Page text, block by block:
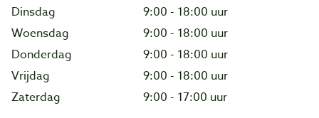
Dinsdag
9:00 - 18:00 uur
Woensdag
9:00 - 18:00 uur
Donderdag
9:00 - 18:00 uur
Vrijdag
9:00 - 18:00 uur
Zaterdag
9:00 - 17:00 uur